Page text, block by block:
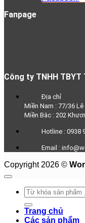
Fanpage
Công ty TNHH TBYT
Địa chỉ
Miền Nam : 77/36
Miền Bắc : 202
Hotline : 0938
Email :
Copyright 2026 ©
Trang chủ
Các sản phẩm